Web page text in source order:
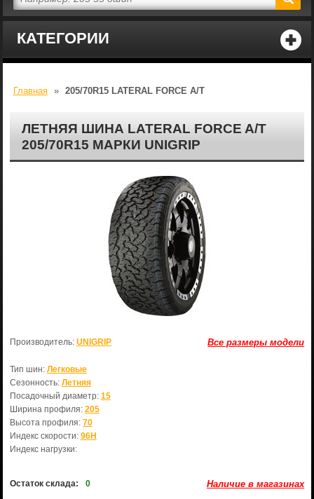
КАТЕГОРИИ
Главная » 205/70R15 LATERAL FORCE A/T
ЛЕТНЯЯ ШИНА LATERAL FORCE A/T
205/70R15 МАРКИ UNIGRIP
Все размеры модели
Производитель: UNIGRIP
Тип шин: Легковые
Сезонность: Летняя
Посадочный диаметр: 15
Ширина профиля: 205
Высота профиля: 70
Индекс скорости: 96H
Индекс нагрузки:
Остаток склада: 0 Наличие в магазинах